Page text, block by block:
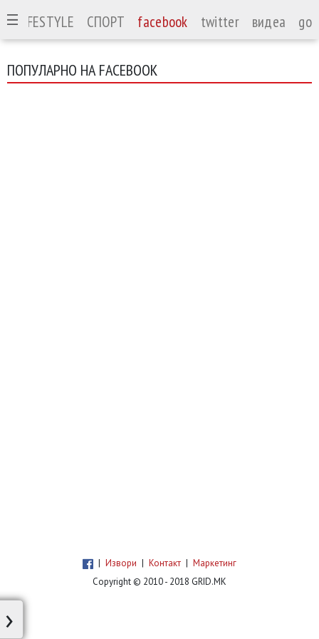
LIFESTYLE СПОРТ facebook twitter видеа
ПОПУЛАРНО НА FACEBOOK
| Извори | Контакт | Маркетинг
Copyright © 2010 - 2018 GRID.MK
›